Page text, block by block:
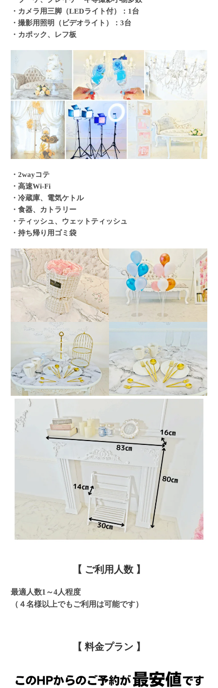
・カメラ用三脚（LEDライト付）：1台
・撮影用照明（ビデオライト）：3台
・カポック、レフ板
・2wayコテ
・高速Wi-Fi
・冷蔵庫、電気ケトル
・食器、カトラリー
・ティッシュ、ウェットティッシュ
・持ち帰り用ゴミ袋
【 ご利用人数 】
最適人数1～4人程度
（４名様以上でもご利用は可能です）
【 料金プラン 】